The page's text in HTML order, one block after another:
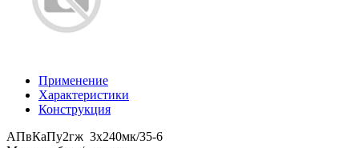
Применение
Характеристики
Конструкция
АПвКаПу2гж 3x240мк/35-6